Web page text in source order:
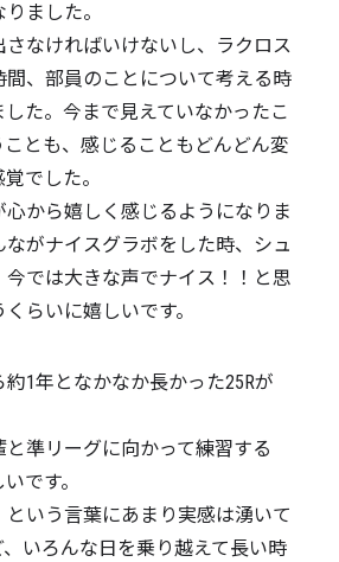
ました。
なければいけないし、ラクロス
間、部員のことについて考える時
た。今まで見えていなかったこ
ことも、感じることもどんどん変
でした。
から嬉しく感じるようになりま
ながナイスグラボをした時、シュ
今では大きな声でナイス！！と思
らいに嬉しいです。
1年となかなか長かった25Rが
準リーグに向かって練習する
です。
いう言葉にあまり実感は湧いて
いろんな日を乗り越えて長い時